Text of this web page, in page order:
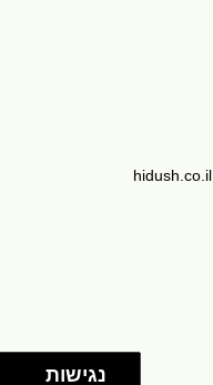
hidush.co.il
נגישות